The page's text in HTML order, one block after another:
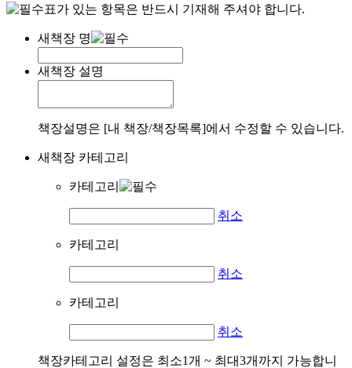
표가 있는 항목은 반드시 기재해 주셔야 합니다.
새책장 명
새책장 설명
책장설명은 [내 책장/책장목록]에서 수정할 수 있습니다.
새책장 카테고리
카테고리
취소
카테고리
취소
카테고리
취소
책장카테고리 설정은 최소1개 ~ 최대3개까지 가능합니